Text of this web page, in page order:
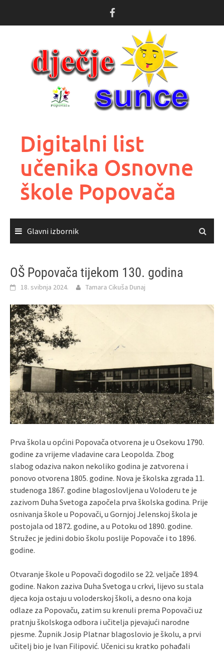
Digitalni list
učenika Osnovne
škole Popovača
Glavni izbornik
OŠ Popovača tijekom 130. godina
18. svibnja 2024. Tamara Cikuša Dunaj
Prva škola u općini Popovača otvorena je u Osekovu 1790.
godine za vrijeme vladavine cara Leopolda. Zbog
slabog odaziva nakon nekoliko godina je zatvorena i
ponovo otvorena 1805. godine. Nova je školska zgrada 11.
studenoga 1867. godine blagoslovljena u Voloderu te je
zazivom Duha Svetoga započela prva školska godina. Prije
osnivanja škole u Popovači, u Gornjoj Jelenskoj škola je
postojala od 1872. godine, a u Potoku od 1890. godine.
Stružec je jedini dobio školu poslije Popovače i to 1896.
godine.
Otvaranje škole u Popovači dogodilo se 22. veljače 1894.
godine. Nakon zaziva Duha Svetoga u crkvi, lijevo su stala
djeca koja ostaju u voloderskoj školi, a desno ona koja
odlaze za Popovaču, zatim su krenuli prema Popovači uz
pratnju školskoga odbora i učitelja pjevajući narodne
pjesme. Župnik Josip Platnar blagoslovio je školu, a prvi
učitelj bio je Ivan Filipović. Učenici su kratko pohađali